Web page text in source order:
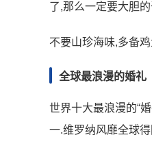
了,那么一定要大胆
不要山珍海味,多备
全球最浪漫的婚礼
世界十大最浪漫的“
一.维罗纳风靡全球